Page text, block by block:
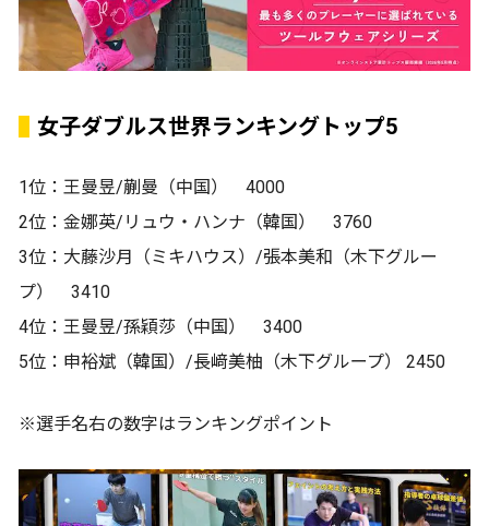
女子ダブルス世界ランキングトップ5
1位：王曼昱/蒯曼（中国） 4000
2位：金娜英/リュウ・ハンナ（韓国） 3760
3位：大藤沙月（ミキハウス）/張本美和（木下グルー
プ） 3410
4位：王曼昱/孫穎莎（中国） 3400
5位：申裕斌（韓国）/長﨑美柚（木下グループ） 2450
※選手名右の数字はランキングポイント